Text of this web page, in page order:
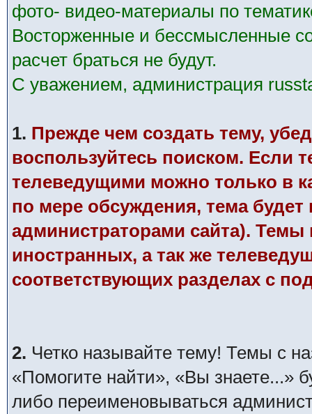
фото- видео-материалы по
Восторженные и бессмысленные
расчет браться не будут.
С уважением, администрация
1. Прежде чем создать тему,
воспользуйтесь поиском. Если
телеведущими можно только в
по мере обсуждения, тема
администраторами сайта). Темы
иностранных, а так же
соответствующих разделах с
2. Четко называйте тему! Темы с
«Помогите найти», «Вы знаете...»
либо переименовываться